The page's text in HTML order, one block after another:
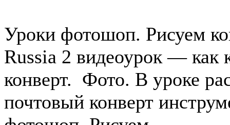
Уроки фотошоп. Рисуем
Russia 2 видеоурок — как
конверт. Фото. В уроке
почтовый конверт